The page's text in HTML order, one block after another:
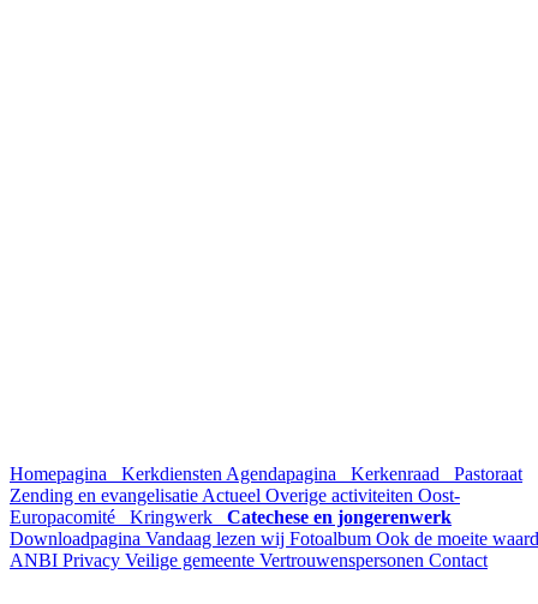
Homepagina Kerkdiensten Agendapagina Kerkenraad
Pastoraat
Zending en evangelisatie Actueel Overige activiteiten Oost-
Europacomité
Kringwerk
Catechese en jongerenwerk
Downloadpagina Vandaag lezen wij Fotoalbum Ook de moeite waard
ANBI Privacy Veilige gemeente Vertrouwenspersonen Contact